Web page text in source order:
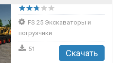
FS 25 Экскаваторы и
погрузчики
51 Скачать